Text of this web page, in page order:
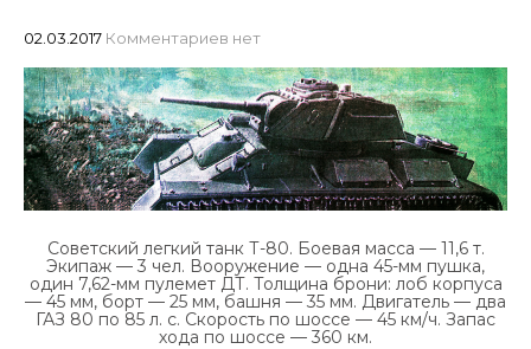
02.03.2017 Комментариев нет
Советский легкий танк Т-80. Боевая масса — 11,6 т.
Экипаж — 3 чел. Вооружение — одна 45-мм пушка,
один 7,62-мм пулемет ДТ. Толщина брони: лоб корпуса
— 45 мм, борт — 25 мм, башня — 35 мм. Двигатель — два
ГАЗ 80 по 85 л. с. Скорость по шоссе — 45 км/ч. Запас
хода по шоссе — 360 км.